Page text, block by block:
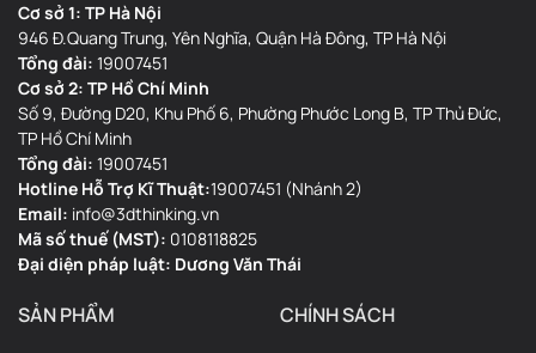
Cơ sở 1: TP Hà Nội
946 Đ.Quang Trung, Yên Nghĩa, Quận Hà Đông, TP Hà Nội
Tổng đài: 19007451
Cơ sở 2: TP Hồ Chí Minh
Số 9, Đường D20, Khu Phố 6, Phường Phước Long B, TP Thủ Đức,
TP Hồ Chí Minh
Tổng đài: 19007451
Hotline Hỗ Trợ Kĩ Thuật:19007451 (Nhánh 2)
Email: info@3dthinking.vn
Mã số thuế (MST): 0108118825
Đại diện pháp luật: Dương Văn Thái
SẢN PHẨM CHÍNH SÁCH